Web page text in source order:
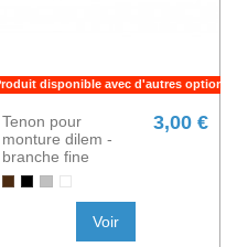
disponible avec d'autres options
Tenon pour
monture dilem -
branche fine
3,00 €
Voir